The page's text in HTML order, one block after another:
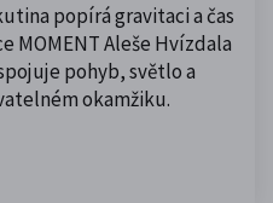
popírá gravitaci a čas
MOMENT Aleše Hvízdala
pohyb, světlo a
okamžiku.